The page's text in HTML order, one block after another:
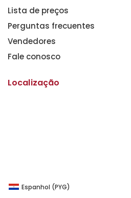
Lista de preços
Perguntas frecuentes
Vendedores
Fale conosco
Localização
Espanhol (PYG)